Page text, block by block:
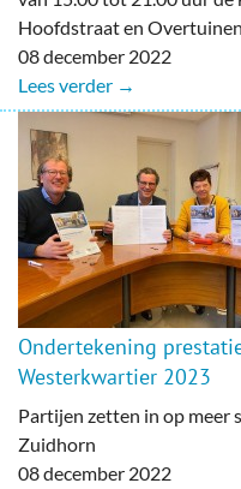
Hoofdstraat en
08 december 2022
Lees verder →
Ondertekening
Westerkwartier 2023
Partijen zetten in op meer
Zuidhorn
08 december 2022